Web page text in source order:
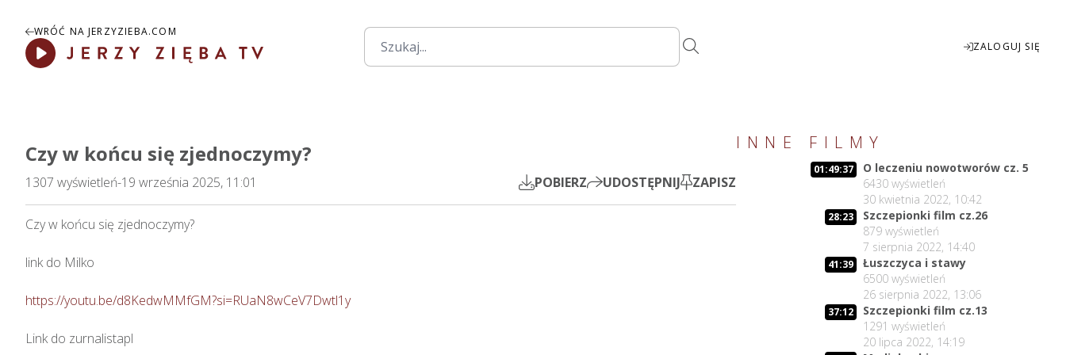
WRÓĆ NA JERZYZIEBA.COM
ZALOGUJ SIĘ
fullscreen
Czy w końcu się zjednoczymy?
1307 wyświetleń-19 września 2025, 11:01 POBIERZ UDOSTĘPNIJ ZAPISZ
Czy w końcu się zjednoczymy?
link do Milko
https://youtu.be/d8KedwMMfGM?si=RUaN8wCeV7Dwtl1y
Link do zurnalistapl
INNE FILMY
01:49:37
O leczeniu nowotworów cz. 5
6430 wyświetleń
30 kwietnia 2022, 10:42
28:23
Szczepionki film cz.26
879 wyświetleń
7 sierpnia 2022, 14:40
41:39
Łuszczyca i stawy
6500 wyświetleń
26 sierpnia 2022, 13:06
37:12
Szczepionki film cz.13
1291 wyświetleń
20 lipca 2022, 14:19